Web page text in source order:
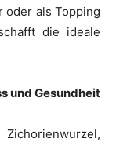
oder als Topping
die ideale
und Gesundheit